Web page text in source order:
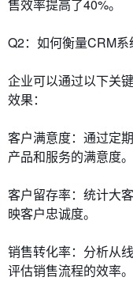
售效率提高了40%。
Q2：如何衡量CRM系
企业可以通过以下关
效果：
客户满意度：通过定
产品和服务的满意度。
客户留存率：统计大
映客户忠诚度。
销售转化率：分析从
评估销售流程的效率。